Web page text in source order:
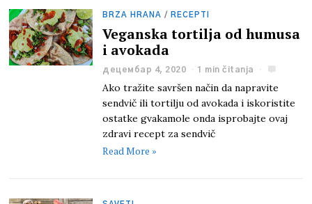
BRZA HRANA / RECEPTI
Veganska tortilja od humusa
i avokada
децембар 4, 2020 1 min čitanja
Ako tražite savršen način da napravite
sendvič ili tortilju od avokada i iskoristite
ostatke gvakamole onda isprobajte ovaj
zdravi recept za sendvič
Read More »